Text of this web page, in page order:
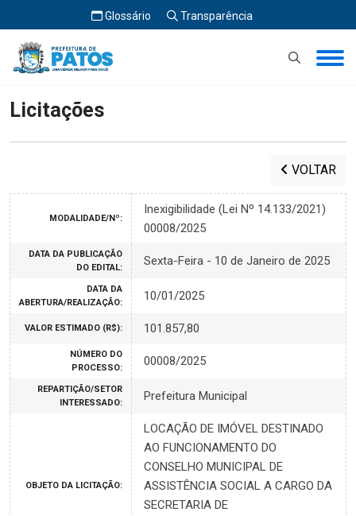
Glossário Transparência
Início Licitações
Licitações
VOLTAR
MODALIDADE/Nº:
Inexigibilidade (Lei Nº 14.133/2021)
00008/2025
DATA DA PUBLICAÇÃO
DO EDITAL:
Sexta-Feira - 10 de Janeiro de 2025
DATA DA
ABERTURA/REALIZAÇÃO:
10/01/2025
VALOR ESTIMADO (R$): 101.857,80
NÚMERO DO
PROCESSO:
00008/2025
REPARTIÇÃO/SETOR
INTERESSADO:
Prefeitura Municipal
OBJETO DA LICITAÇÃO:
LOCAÇÃO DE IMÓVEL DESTINADO
AO FUNCIONAMENTO DO
CONSELHO MUNICIPAL DE
ASSISTÊNCIA SOCIAL A CARGO DA
SECRETARIA DE